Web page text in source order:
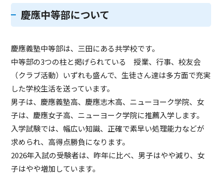
慶應中等部について
慶應義塾中等部は、三田にある共学校です。
中等部の3つの柱と掲げられている 授業、行事、校友会
（クラブ活動）いずれも盛んで、生徒さん達は多方面で充実
した学校生活を送っています。
男子は、慶應義塾高、慶應志木高、ニューヨーク学院、女
子は、慶應女子高、ニューヨーク学院に推薦入学します。
入学試験では、幅広い知識、正確で素早い処理能力などが
求められ、高得点勝負になります。
2026年入試の受験者は、昨年に比べ、男子はやや減り、女
子はやや増加しています。